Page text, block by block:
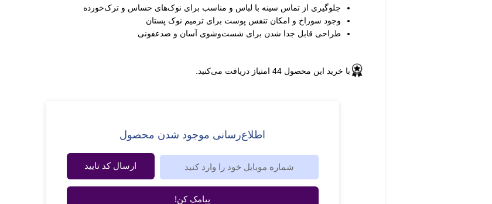
جلوگیری از تماس سینه با لباس و مناسب برای نوک‌های حساس و ترک‌خورده
وجود سوراخ و امکان تنفس پوست برای ترمیم نوک پستان
طراحی قابل جدا شدن برای شست‌وشوی آسان و ضدعفونی
با خرید این محصول 44 امتیاز دریافت می‌کنید.
اطلاع‌رسانی موجود شدن محصول
ارسال کد تایید
پیامک کن!